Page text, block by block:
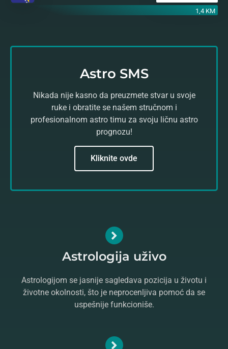
1,4 KM
Astro SMS
Nikada nije kasno da preuzmete stvar u svoje
ruke i obratite se našem stručnom i
profesionalnom astro timu za svoju ličnu astro
prognozu!
Kliknite ovde
Astrologija uživo
Astrologijom se jasnije sagledava pozicija u životu i
životne okolnosti, što je neprocenljiva pomoć da se
uspešnije funkcioniše.